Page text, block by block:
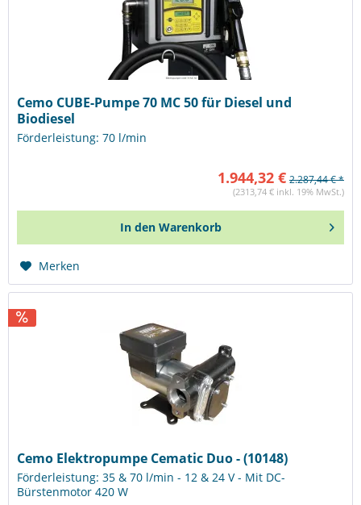
Cemo CUBE-Pumpe 70 MC 50 für Diesel und
Biodiesel
Förderleistung: 70 l/min
1.944,32 € 2.287,44 € *
(2313,74 € inkl. 19% MwSt.)
In den Warenkorb
Merken
Cemo Elektropumpe Cematic Duo - (10148)
Förderleistung: 35 & 70 l/min - 12 & 24 V - Mit DC-
Bürstenmotor 420 W